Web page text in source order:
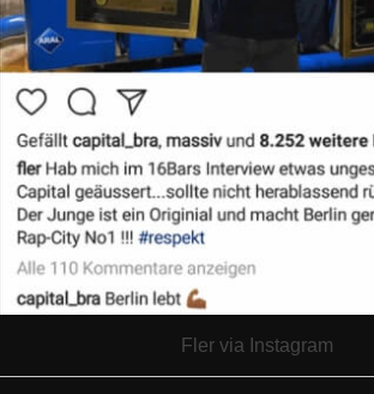
Fler via Instagram